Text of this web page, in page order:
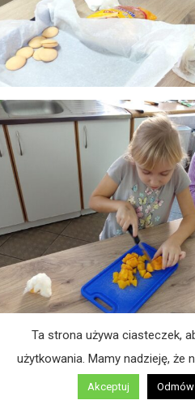
gry
Ta strona używa ciasteczek,
użytkowania. Mamy nadzieję, że
Akceptuj Odmów